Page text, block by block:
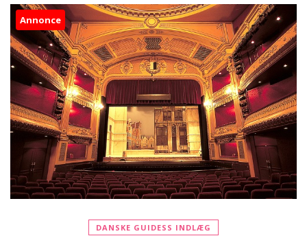
Annonce
DANSKE GUIDESS INDLÆG